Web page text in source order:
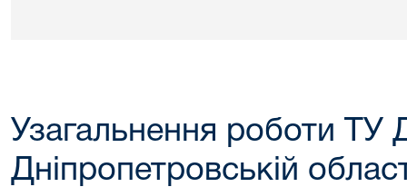
Узагальнення роботи ТУ
Дніпропетровській